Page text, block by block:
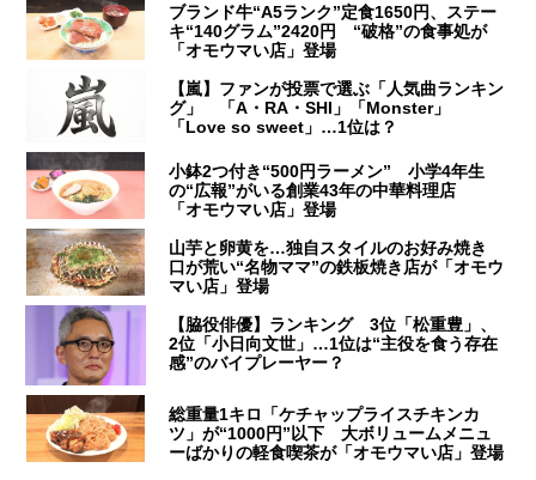
ブランド牛“A5ランク”定食1650円、ステー
キ“140グラム”2420円 “破格”の食事処が
「オモウマい店」登場
【嵐】ファンが投票で選ぶ「人気曲ランキン
グ」 「A・RA・SHI」「Monster」
「Love so sweet」…1位は？
小鉢2つ付き“500円ラーメン” 小学4年生
の“広報”がいる創業43年の中華料理店
「オモウマい店」登場
山芋と卵黄を…独自スタイルのお好み焼き
口が荒い“名物ママ”の鉄板焼き店が「オモウ
マい店」登場
【脇役俳優】ランキング 3位「松重豊」、
2位「小日向文世」…1位は“主役を食う存在
感”のバイプレーヤー？
総重量1キロ「ケチャップライスチキンカ
ツ」が“1000円”以下 大ボリュームメニュ
ーばかりの軽食喫茶が「オモウマい店」登場